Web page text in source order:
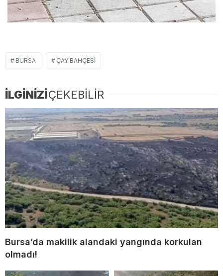
BURSA ÇAY BAHÇESI
İLGİNİZİÇEKEBİLİR
Bursa’da makilik alandaki yangında korkulan
olmadı!